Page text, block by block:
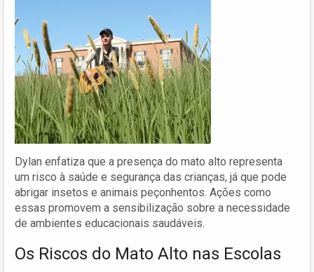
Dylan enfatiza que a presença do mato alto representa
um risco à saúde e segurança das crianças, já que pode
abrigar insetos e animais peçonhentos. Ações como
essas promovem a sensibilização sobre a necessidade
de ambientes educacionais saudáveis.
Os Riscos do Mato Alto nas Escolas